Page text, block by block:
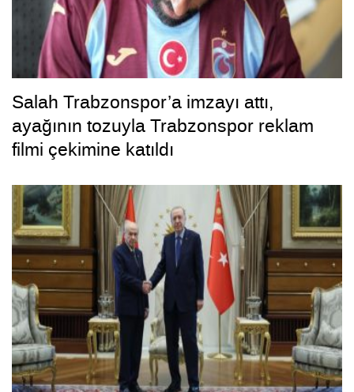
Salah Trabzonspor’a imzayı attı,
ayağının tozuyla Trabzonspor reklam
filmi çekimine katıldı